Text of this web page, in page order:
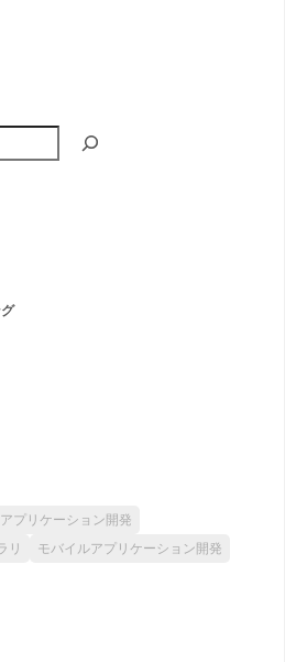
プリケーション開発
リ
モバイルアプリケーション開発